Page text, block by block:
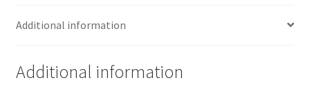
Additional information
Additional information